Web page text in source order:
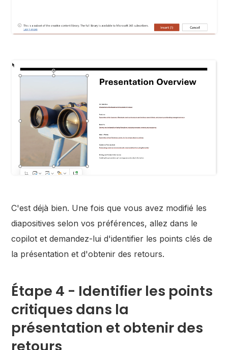
C'est déjà bien. Une fois que vous avez modifié les
diapositives selon vos préférences, allez dans le
copilot et demandez-lui d'identifier les points clés de
la présentation et d'obtenir des retours.
Étape 4 - Identifier les points
critiques dans la
présentation et obtenir des
retours